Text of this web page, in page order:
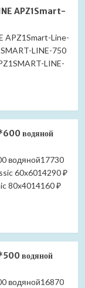
APZ1Smart-
APZ1Smart-Line-
LINE-750
LINE-
водяной
водяной17730
60x6014290 ₽
80x4014160 ₽
водяной
водяной16870